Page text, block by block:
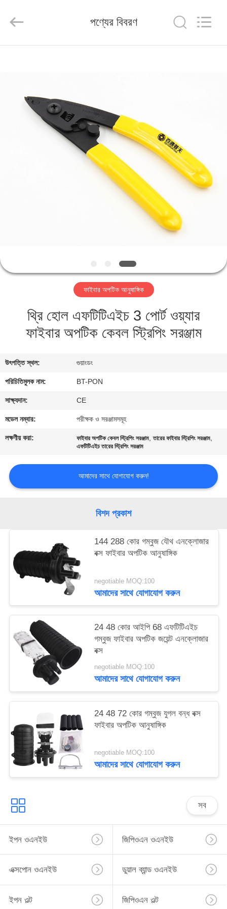
আমাদের
যোগাযোগ
উদ্ধৃতির
সাইট
ম্যাপ
PRIVACY
পণ্যের বিবরণ
ফাইবার অপটিক আনুষাঙ্গিক
থ্রি হোল এফটিটিএইচ 3 পোর্ট ওয়্যার
ফাইবার অপটিক কেবল স্ট্রিপিং সরঞ্জাম
উৎপত্তি স্থল: গুয়াংডং
পরিচিতিমুলক নাম: BT-PON
সাক্ষ্যদান: CE
মডেল নম্বার: পরীক্ষক ও সরঞ্জামসমূহ
লক্ষণীয় করা: ফাইবার অপটিক কেবল স্ট্রিপিং সরঞ্জাম,তারের ফাইবার স্ট্রিপিং সরঞ্জাম,
এফটিটিএইচ তারের স্ট্রিপিং সরঞ্জাম
আমাদের সাথে যোগাযোগ করুন!
বিশদ প্রকাশ
144 288 কোর গম্বুজ যৌথ এনক্লোজার
বক্স ফাইবার অপটিক আনুষাঙ্গিক
negotiable MOQ:100
আমাদের সাথে যোগাযোগ করুন
24 48 কোর আইপি 68 এফটিটিএইচ
গম্বুজ ফাইবার অপটিক জয়েন্ট এনক্লোজার
বক্স
negotiable MOQ:100
আমাদের সাথে যোগাযোগ করুন
24 48 72 কোর গম্বুজ যুগল বন্ধ বক্স
ফাইবার অপটিক আনুষাঙ্গিক
negotiable MOQ:100
আমাদের সাথে যোগাযোগ করুন
সব
ইপন ওএনইউ জিপিওএন ওএনইউ
এক্সপোন ওএনইউ ডুয়াল ব্যান্ড ওএনইউ
ইপন ওল্ট জিপিওএন ওল্ট